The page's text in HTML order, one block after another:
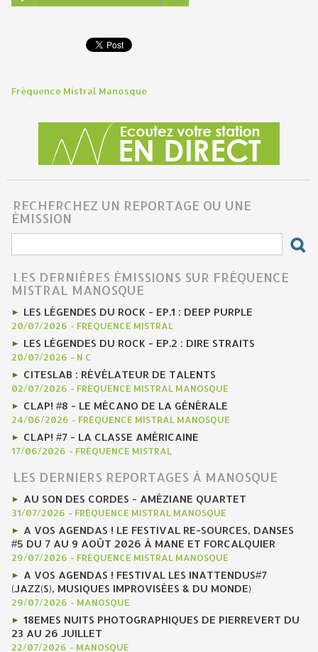
Fréquence Mistral Manosque
RECHERCHEZ UN REPORTAGE OU UNE
ÉMISSION
LES DERNIÈRES ÉMISSIONS SUR FRÉQUENCE
MISTRAL MANOSQUE
LES LÉGENDES DU ROCK - EP.1 : DEEP PURPLE
20/07/2026 - FRÉQUENCE MISTRAL
LES LÉGENDES DU ROCK - EP.2 : DIRE STRAITS
20/07/2026 - N C
CITESLAB : RÉVÉLATEUR DE TALENTS
02/07/2026 - FRÉQUENCE MISTRAL MANOSQUE
CLAP! #8 - LE MÉCANO DE LA GÉNÉRALE
24/06/2026 - FRÉQUENCE MISTRAL MANOSQUE
CLAP! #7 - LA CLASSE AMÉRICAINE
17/06/2026 - FRÉQUENCE MISTRAL
LES DERNIERS REPORTAGES À MANOSQUE
AU SON DES CORDES - AMÉZIANE QUARTET
31/07/2026 - FRÉQUENCE MISTRAL MANOSQUE
A VOS AGENDAS ! LE FESTIVAL RE-SOURCES, DANSES
#5 DU 7 AU 9 AOÛT 2026 À MANE ET FORCALQUIER
29/07/2026 - FRÉQUENCE MISTRAL MANOSQUE
A VOS AGENDAS ! FESTIVAL LES INATTENDUS#7
(JAZZ(S), MUSIQUES IMPROVISÉES & DU MONDE)
29/07/2026 - MANOSQUE
18EMES NUITS PHOTOGRAPHIQUES DE PIERREVERT DU
23 AU 26 JUILLET
22/07/2026 - MANOSQUE